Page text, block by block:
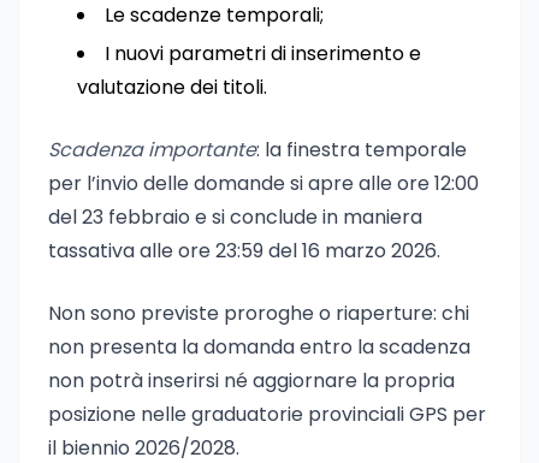
Le scadenze temporali;
I nuovi parametri di inserimento e
valutazione dei titoli.
Scadenza importante: la finestra temporale
per l’invio delle domande si apre alle ore 12:00
del 23 febbraio e si conclude in maniera
tassativa alle ore 23:59 del 16 marzo 2026.
Non sono previste proroghe o riaperture: chi
non presenta la domanda entro la scadenza
non potrà inserirsi né aggiornare la propria
posizione nelle graduatorie provinciali GPS per
il biennio 2026/2028.